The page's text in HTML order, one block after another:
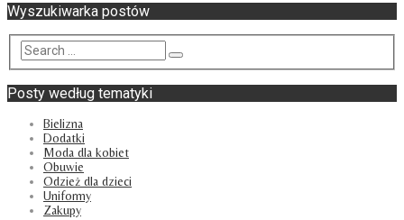
Wyszukiwarka postów
Posty według tematyki
Bielizna
Dodatki
Moda dla kobiet
Obuwie
Odzież dla dzieci
Uniformy
Zakupy